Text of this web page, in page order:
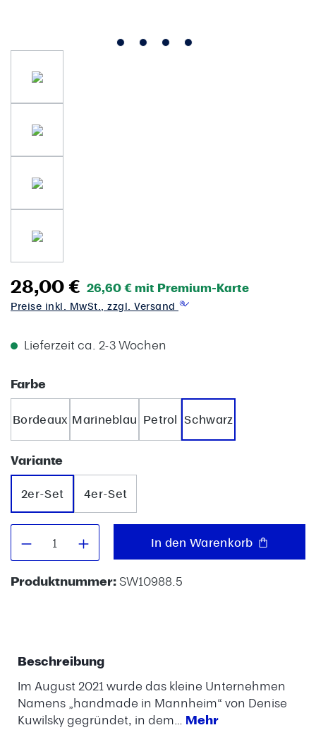
28,00 € 26,60 € mit Premium-Karte
Preise inkl. MwSt., zzgl. Versand
Lieferzeit ca. 2-3 Wochen
Farbeauswählen
Bordeaux Marineblau Petrol Schwarz
Varianteauswählen
2er-Set 4er-Set
Produkt Anzahl: Gib denIn den Warenkorb
Produktnummer:SW10988.5
Beschreibung
Im August 2021 wurde das kleine Unternehmen
Namens „handmade in Mannheim“ von Denise
Kuwilsky gegründet, in dem… Mehr